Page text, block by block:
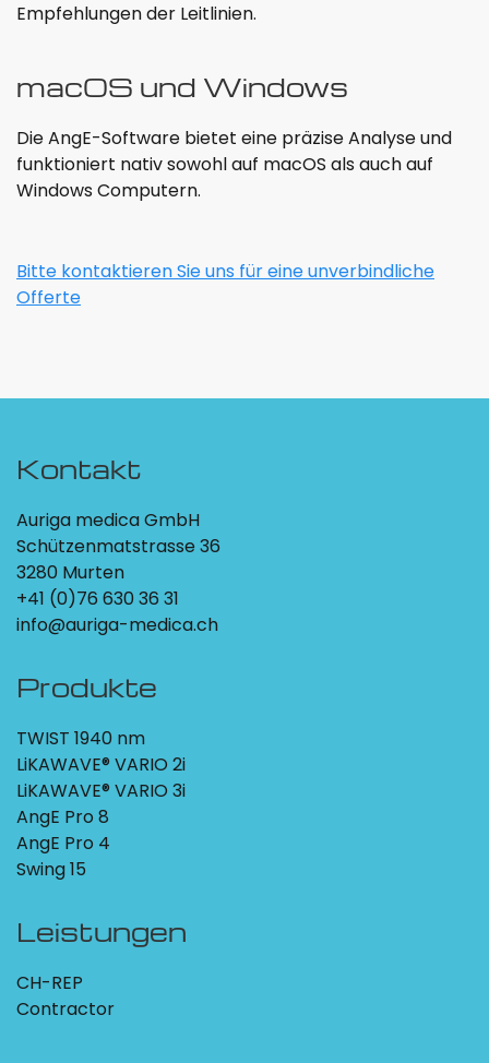
Empfehlungen der Leitlinien.
macOS und Windows
Die AngE-Software bietet eine präzise Analyse und
funktioniert nativ sowohl auf macOS als auch auf
Windows Computern.
Bitte kontaktieren Sie uns für eine unverbindliche
Offerte
Kontakt
Auriga medica GmbH
Schützenmatstrasse 36
3280 Murten
+41 (0)76 630 36 31
info@auriga-medica.ch
Produkte
TWIST 1940 nm
LiKAWAVE® VARIO 2i
LiKAWAVE® VARIO 3i
AngE Pro 8
AngE Pro 4
Swing 15
Leistungen
CH-REP
Contractor